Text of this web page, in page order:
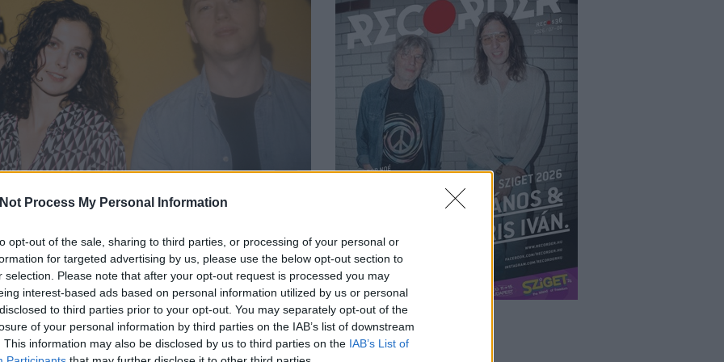
Process My Personal Information
opt-out of the sale, sharing to third parties, or processing of your personal or
for targeted advertising by us, please use the below opt-out section to
selection. Please note that after your opt-out request is processed you may
interest-based ads based on personal information utilized by us or personal
to third parties prior to your opt-out. You may separately opt-out of the
of your personal information by third parties on the IAB’s list of downstream
This information may also be disclosed by us to third parties on the IAB’s List of
elektronikával tűzdelt alt-popot játszó
aNapban, amihez hangulatos klipet forgatott a Cannes-t is
lyukkamera segítségével.
majd 2019 júniusában lett teljes Girincsi Fruzsina
(ének),
ésTelek Attila(dob) négyeseként. Több single és egy EP
című nagylemezüket, és máris írják az új dalokat. ANapban
A kezdeti zongora-ének verzió szinte kigurult belőle,
a fiúk teremtették meg az igazi „Napban-érzést” a ritmikusan